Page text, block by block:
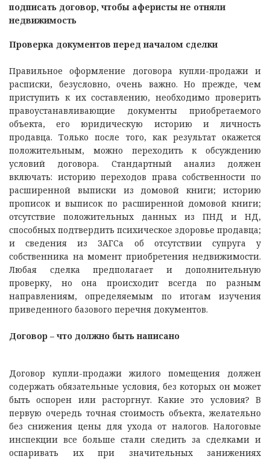
подписать договор, чтобы аферисты не отняли
недвижимость
Проверка документов перед началом сделки
Правильное оформление договора купли-продажи и
расписки, безусловно, очень важно. Но прежде, чем
приступить к их составлению, необходимо проверить
правоустанавливающие документы приобретаемого
объекта, его юридическую историю и личность
продавца. Только после того, как результат окажется
положительным, можно переходить к обсуждению
условий договора. Стандартный анализ должен
включать: историю переходов права собственности по
расширенной выписки из домовой книги; историю
прописок и выписок по расширенной домовой книги;
отсутствие положительных данных из ПНД и НД,
способных подтвердить психическое здоровье продавца;
и сведения из ЗАГСа об отсутствии супруга у
собственника на момент приобретения недвижимости.
Любая сделка предполагает и дополнительную
проверку, но она происходит всегда по разным
направлениям, определяемым по итогам изучения
приведенного базового перечня документов.
Договор – что должно быть написано
Договор купли-продажи жилого помещения должен
содержать обязательные условия, без которых он может
быть оспорен или расторгнут. Какие это условия? В
первую очередь точная стоимость объекта, желательно
без снижения цены для ухода от налогов. Налоговые
инспекции все больше стали следить за сделками и
оспаривать их при значительных занижениях